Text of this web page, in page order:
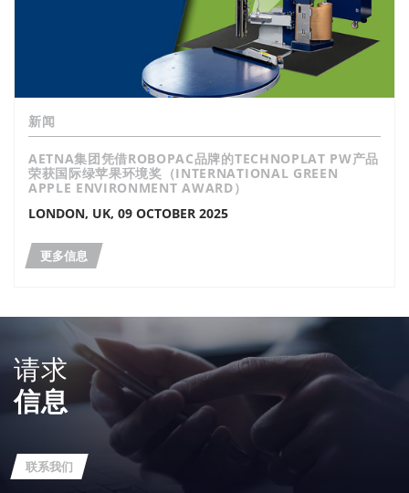
新闻
AETNA集团凭借ROBOPAC品牌的TECHNOPLAT PW产品
荣获国际绿苹果环境奖（INTERNATIONAL GREEN
APPLE ENVIRONMENT AWARD）
LONDON, UK, 09 OCTOBER 2025
更多信息
请求
信息
联系我们